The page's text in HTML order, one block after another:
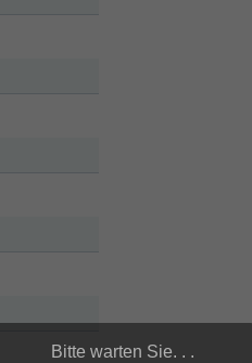
Bitte warten Sie. . .